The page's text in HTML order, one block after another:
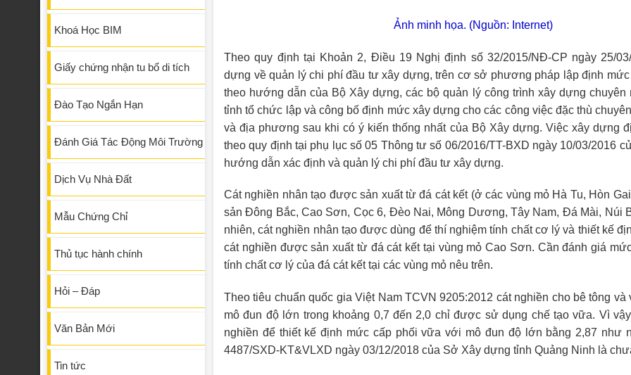
Khoá Học BIM
Giấy chứng nhận tu bổ di tích
Đào Tạo Ngắn Hạn
Đánh Giá Tác Động Môi Trường
Dịch Vụ Nhà Đất
Mẫu Chứng Chỉ
Thủ tục hành chính
Hỏi – Đáp
Văn Bản Mới
Tin tức
Ảnh minh họa. (Nguồn: Internet)
Theo quy định tại Khoản 2, Điều 19 Nghị định số 32/2015/NĐ-CP ngày 25/
dựng về quản lý chi phí đầu tư xây dựng, trên cơ sở phương pháp lập định
theo hướng dẫn của Bộ Xây dựng, các bộ quản lý công trình xây dựng chuyên
tỉnh tổ chức lập và công bố định mức xây dựng cho các công việc đặc thù
và địa phương sau khi có ý kiến thống nhất của Bộ Xây dựng. Việc xây dựng
theo quy định tại phụ lục số 05 Thông tư số 06/2016/TT-BXD ngày 10/03/2016
hướng dẫn xác định và quản lý chi phí đầu tư xây dựng.
Cát nghiền nhân tạo được sản xuất từ đá cát kết (ở các vùng mỏ Hà Tu, Hòn
sản Đông Bắc, Cao Sơn, Cọc 6, Đèo Nai, Mông Dương, Tây Nam, Đá Mài, Núi
nhiên, cát nghiền nhân tạo được dùng để thí nghiệm tính chất cơ lý và thiết kế
cát nghiền được sản xuất từ đá cát kết tại vùng mỏ Cao Sơn. Cần đánh giá
tính chất cơ lý của đá cát kết tại các vùng mỏ nêu trên.
Theo tiêu chuẩn quốc gia Việt Nam TCVN 9205:2012 cát nghiền cho bê tông
mô đun độ lớn trong khoảng 0,7 đến 2,0 chỉ được sử dụng chế tạo vữa. Vì
nghiền để thiết kế định mức cấp phối vữa với mô đun độ lớn bằng 2,87 như
4487/SXD-KT&VLXD ngày 03/12/2018 của Sở Xây dựng tỉnh Quảng Ninh là